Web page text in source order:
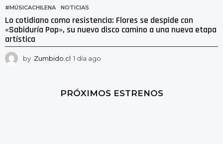
#MÚSICACHILENA ,NOTICIAS
Lo cotidiano como resistencia: Flores se despide con
«Sabiduría Pop», su nuevo disco camino a una nueva etapa
artística
by Zumbido.cl 1 día ago
a
PRÓXIMOS ESTRENOS